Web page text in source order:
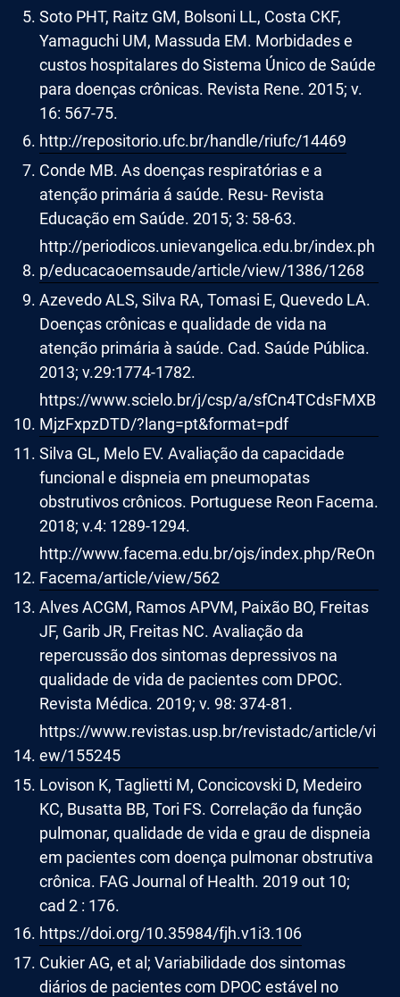
Soto PHT, Raitz GM, Bolsoni LL, Costa CKF,
Yamaguchi UM, Massuda EM. Morbidades e
custos hospitalares do Sistema Único de Saúde
para doenças crônicas. Revista Rene. 2015; v.
16: 567-75.
http://repositorio.ufc.br/handle/riufc/14469
Conde MB. As doenças respiratórias e a
atenção primária á saúde. Resu- Revista
Educação em Saúde. 2015; 3: 58-63.
http://periodicos.unievangelica.edu.br/index.ph
p/educacaoemsaude/article/view/1386/1268
Azevedo ALS, Silva RA, Tomasi E, Quevedo LA.
Doenças crônicas e qualidade de vida na
atenção primária à saúde. Cad. Saúde Pública.
2013; v.29:1774-1782.
https://www.scielo.br/j/csp/a/sfCn4TCdsFMXB
MjzFxpzDTD/?lang=pt&format=pdf
Silva GL, Melo EV. Avaliação da capacidade
funcional e dispneia em pneumopatas
obstrutivos crônicos. Portuguese Reon Facema.
2018; v.4: 1289-1294.
http://www.facema.edu.br/ojs/index.php/ReOn
Facema/article/view/562
Alves ACGM, Ramos APVM, Paixão BO, Freitas
JF, Garib JR, Freitas NC. Avaliação da
repercussão dos sintomas depressivos na
qualidade de vida de pacientes com DPOC.
Revista Médica. 2019; v. 98: 374-81.
https://www.revistas.usp.br/revistadc/article/vi
ew/155245
Lovison K, Taglietti M, Concicovski D, Medeiro
KC, Busatta BB, Tori FS. Correlação da função
pulmonar, qualidade de vida e grau de dispneia
em pacientes com doença pulmonar obstrutiva
crônica. FAG Journal of Health. 2019 out 10;
cad 2 : 176.
https://doi.org/10.35984/fjh.v1i3.106
Cukier AG, et al; Variabilidade dos sintomas
diários de pacientes com DPOC estável no